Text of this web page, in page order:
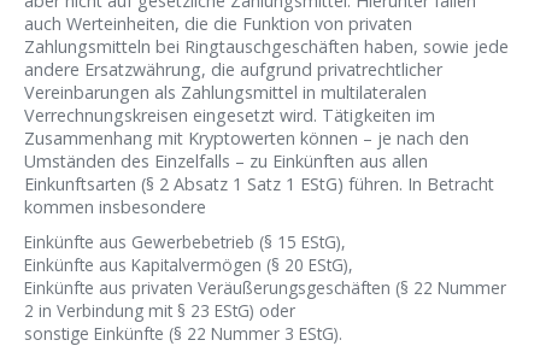
auch Werteinheiten, die die Funktion von privaten
Zahlungsmitteln bei Ringtauschgeschäften haben, sowie jede
andere Ersatzwährung, die aufgrund privatrechtlicher
Vereinbarungen als Zahlungsmittel in multilateralen
Verrechnungskreisen eingesetzt wird. Tätigkeiten im
Zusammenhang mit Kryptowerten können – je nach den
Umständen des Einzelfalls – zu Einkünften aus allen
Einkunftsarten (§ 2 Absatz 1 Satz 1 EStG) führen. In Betracht
kommen insbesondere
Einkünfte aus Gewerbebetrieb (§ 15 EStG),
Einkünfte aus Kapitalvermögen (§ 20 EStG),
Einkünfte aus privaten Veräußerungsgeschäften (§ 22 Nummer
2 in Verbindung mit § 23 EStG) oder
sonstige Einkünfte (§ 22 Nummer 3 EStG).